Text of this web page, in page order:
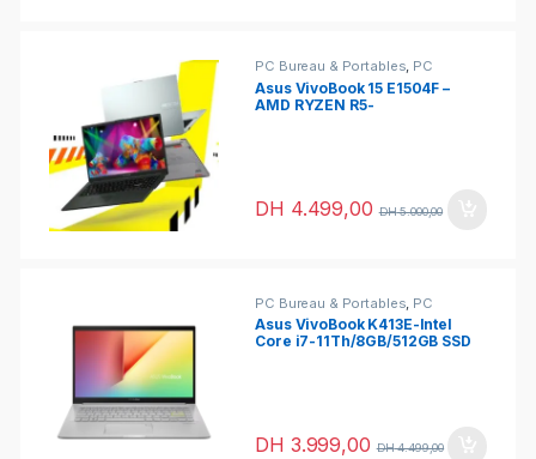
PC Bureau & Portables, PC
Portables
Asus VivoBook 15 E1504F –
AMD RYZEN R5-
DH 4.499,00 DH5.000,00
PC Bureau & Portables PC
Portables Ultrabooks
Asus VivoBook K413E-Intel
Core i7-11Th/8GB/512GB SSD
DH 3.999,00 DH4.499,00